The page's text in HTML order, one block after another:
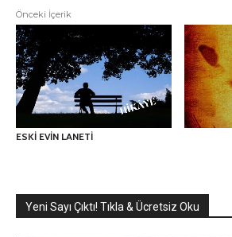
Önceki İçerik
ESKİ EVİN LANETİ
Yeni Sayı Çıktı! Tıkla & Ücretsiz Oku